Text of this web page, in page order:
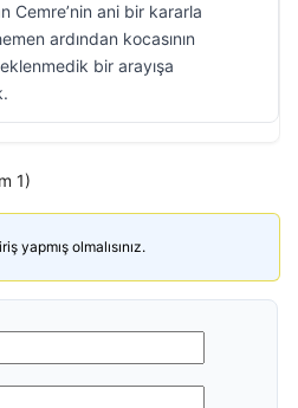
Cemre’nin ani bir kararla
ardından kocasının
bir arayışa
1)
yapmış olmalısınız.